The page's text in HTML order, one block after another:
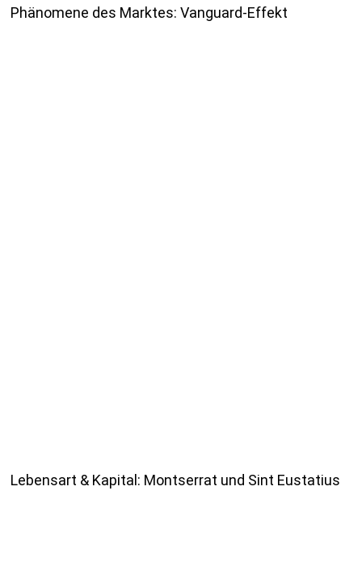
Phänomene des Marktes: Vanguard-Effekt
Lebensart & Kapital: Montserrat und Sint Eustatius